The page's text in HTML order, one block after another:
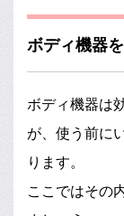
ボディ機器
ボディ機器は
が、使う前に
ります。
ここではその